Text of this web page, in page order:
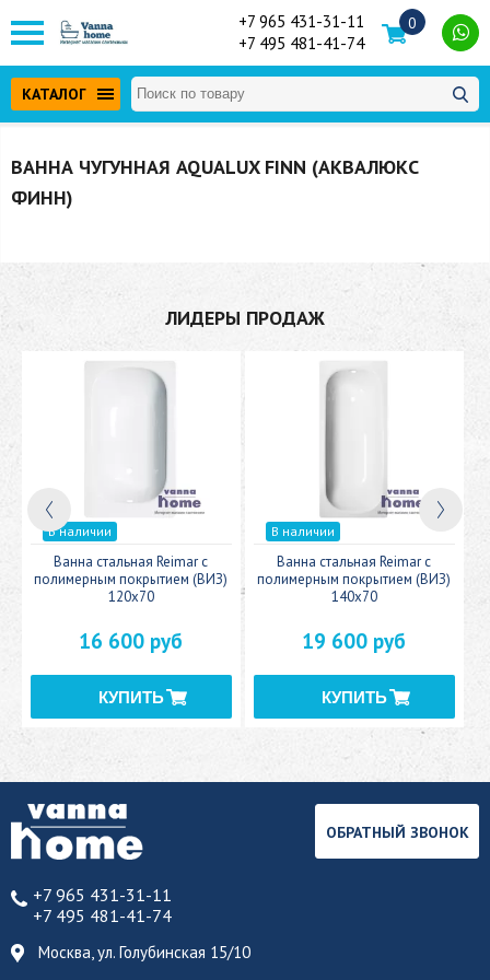
+7 965 431-31-11
+7 495 481-41-74
0
КАТАЛОГ
ВАННА ЧУГУННАЯ AQUALUX FINN (АКВАЛЮКС
ФИНН)
ЛИДЕРЫ ПРОДАЖ
В наличии
Ванна стальная Reimar с
полимерным покрытием (ВИЗ)
120x70
16 600 руб
В наличии
Ванна стальная Reimar с
полимерным покрытием (ВИЗ)
140x70
19 600 руб
+7 965 431-31-11
+7 495 481-41-74
Москва, ул. Голубинская 15/10
ОБРАТНЫЙ ЗВОНОК